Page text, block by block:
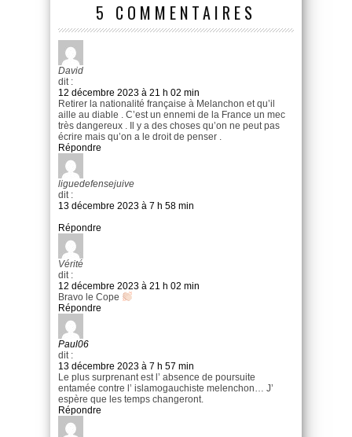
5 COMMENTAIRES
David
dit :
12 décembre 2023 à 21 h 02 min
Retirer la nationalité française à Melanchon et qu’il
aille au diable . C’est un ennemi de la France un mec
très dangereux . Il y a des choses qu’on ne peut pas
écrire mais qu’on a le droit de penser .
Répondre
liguedefensejuive
dit :
13 décembre 2023 à 7 h 58 min
Répondre
Vérité
dit :
12 décembre 2023 à 21 h 02 min
Bravo le Cope
Répondre
Paul06
dit :
13 décembre 2023 à 7 h 57 min
Le plus surprenant est l’ absence de poursuite
entamée contre l’ islamogauchiste melenchon… J’
espère que les temps changeront.
Répondre